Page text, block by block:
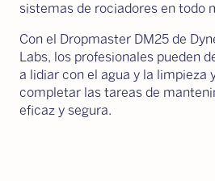
sistemas de rociadores en todo
Con el Dropmaster DM25 de
Labs, los profesionales pueden
a lidiar con el agua y la limpieza
completar las tareas de
eficaz y segura.